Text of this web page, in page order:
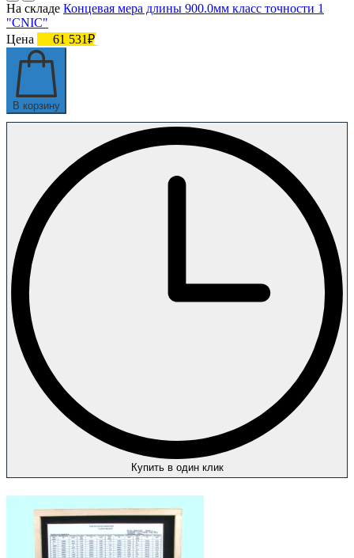
На складе Концевая мера длины 900.0мм класс точности 1
"CNIC"
Цена
61 531₽
В корзину
Купить в один клик